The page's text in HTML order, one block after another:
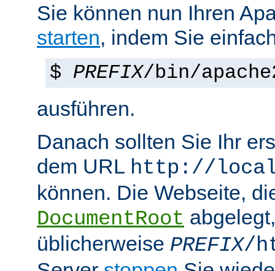
Sie können nun Ihren
starten, indem Sie
$ PREFIX/bin/
ausführen.
Danach sollten Sie Ihr
dem URL http://
können. Die Webseite,
DocumentRoot
üblicherweise PREFIX/